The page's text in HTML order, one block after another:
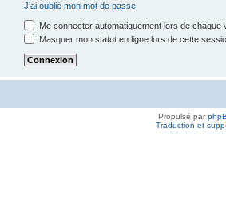
J’ai oublié mon mot de passe
Me connecter automatiquement lors de chaque
Masquer mon statut en ligne lors de cette
Propulsé par
Traduction et